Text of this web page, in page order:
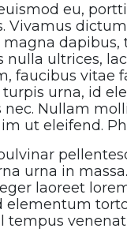
eu,
Vivamus
ultrices,
faucibus vitae
urna, id
nec. Nullam
ut eleifend.
urna in
laoreet
elementum
tempus